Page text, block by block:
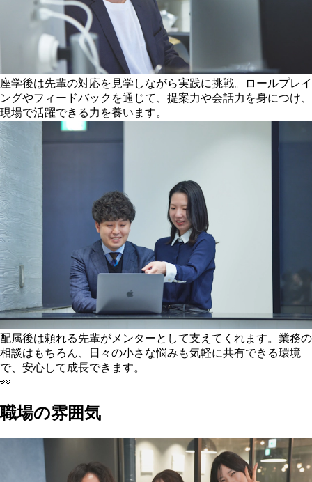
座学後は先輩の対応を見学しながら実践に挑戦。ロールプレイ
ングやフィードバックを通じて、提案力や会話力を身につけ、
現場で活躍できる力を養います。
配属後は頼れる先輩がメンターとして支えてくれます。業務の
相談はもちろん、日々の小さな悩みも気軽に共有できる環境
で、安心して成長できます。
👀
職場の雰囲気